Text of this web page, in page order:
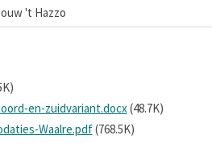
't Hazzo
en-zuidvariant.docx (48.7K)
Waalre.pdf(768.5K)